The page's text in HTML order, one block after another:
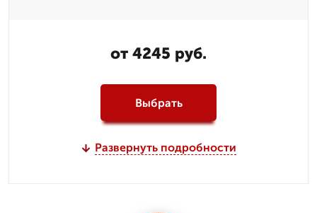
от 4245 руб.
Выбрать
Развернуть подробности